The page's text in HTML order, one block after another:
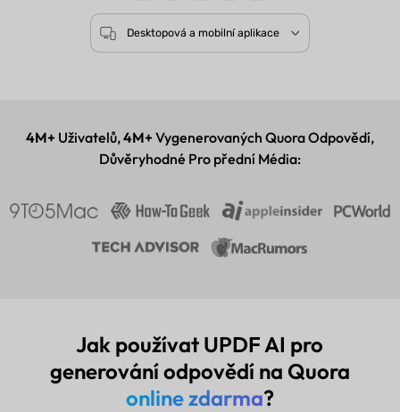
4.8
UPDF AI je k dispozici na
4M+ Uživatelů,4M+ Vygenerovaných Quora Odpovědí,
Důvěryhodné Pro přední Média:
Jak používat UPDF AI pro
generování odpovědí na Quora
online zdarma?